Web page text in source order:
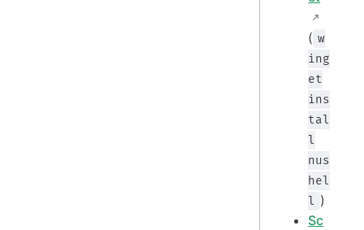
( w
ing
et
ins
tal
l
nus
hel
l )
Sc